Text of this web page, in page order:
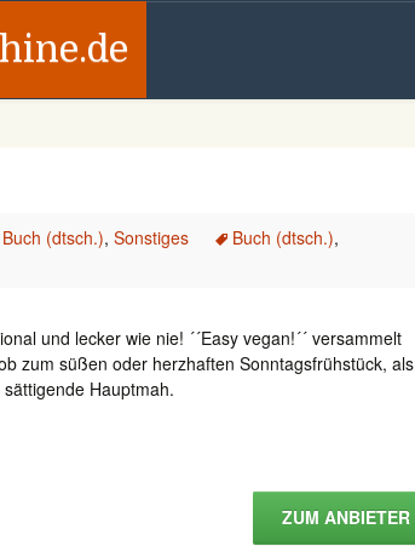
Buch (dtsch.), Sonstiges Buch (dtsch.),
und lecker wie nie! ´´Easy vegan!´´ versammelt
zum süßen oder herzhaften Sonntagsfrühstück, als
Hauptmah.
ZUM ANBIETER